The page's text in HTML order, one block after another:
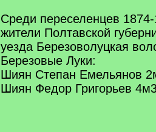
Среди переселенцев 1874-
жители Полтавской
уезда Березоволуцкая
Березовые Луки:
Шиян Степан Емельянов
Шиян Федор Григорьев